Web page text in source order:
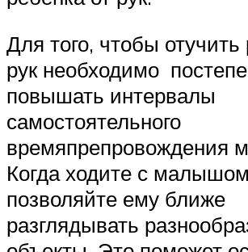
Для того, чтобы отучить
рук необходимо
повышать интервалы
самостоятельного
времяпрепровождения
Когда ходите с
позволяйте ему ближе
разглядывать